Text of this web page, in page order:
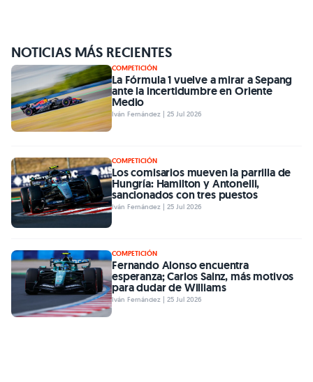
NOTICIAS MÁS RECIENTES
COMPETICIÓN
La Fórmula 1 vuelve a mirar a Sepang
ante la incertidumbre en Oriente
Medio
Iván Fernández | 25 Jul 2026
COMPETICIÓN
Los comisarios mueven la parrilla de
Hungría: Hamilton y Antonelli,
sancionados con tres puestos
Iván Fernández | 25 Jul 2026
COMPETICIÓN
Fernando Alonso encuentra
esperanza; Carlos Sainz, más motivos
para dudar de Williams
Iván Fernández | 25 Jul 2026